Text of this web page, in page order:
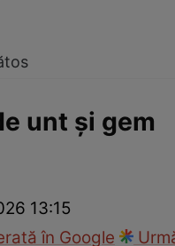
unt şi gem
13:15
în Google